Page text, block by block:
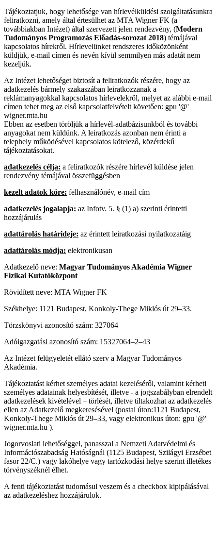
Tájékoztatjuk, hogy lehetősége van hírlevélküldési szolgáltatásunkra
feliratkozni, amely által értesülhet az MTA Wigner FK (a
továbbiakban Intézet) által szervezett jelen rendezvény, (Modern
Tudományos Programozás Előadás-sorozat 2018) témájával
kapcsolatos hírekről. Hírlevelünket rendszeres időközönként
küldjük, e-mail címen és nevén kívül semmilyen más adatát nem
kezeljük.
Az Intézet lehetőséget biztosít a feliratkozók részére, hogy az
adatkezelés bármely szakaszában leiratkozzanak a
reklámanyagokkal kapcsolatos hírlevelekről, melyet az alábbi e-mail
címen tehet meg az első kapcsolatfelvételt követően: gpu '@'
wigner.mta.hu
Ebben az esetben töröljük a hírlevél-adatbázisunkból és további
anyagokat nem küldünk. A leiratkozás azonban nem érinti a
telephely működésével kapcsolatos kötelező, közérdekű
tájékoztatásokat.
adatkezelés célja: a feliratkozók részére hírlevél küldése jelen
rendezvény témájával összefüggésben
kezelt adatok köre: felhasználónév, e-mail cím
adatkezelés jogalapja: az Infotv. 5. § (1) a) szerinti érintetti
hozzájárulás
adattárolás határideje: az érintett leiratkozási nyilatkozatáig
adattárolás módja: elektronikusan
Adatkezelő neve: Magyar Tudományos Akadémia Wigner
Fizikai Kutatóközpont
Rövidített neve: MTA Wigner FK
Székhelye: 1121 Budapest, Konkoly-Thege Miklós út 29–33.
Törzskönyvi azonosító szám: 327064
Adóigazgatási azonosító szám: 15327064–2–43
Az Intézet felügyeletét ellátó szerv a Magyar Tudományos
Akadémia.
Tájékoztatást kérhet személyes adatai kezeléséről, valamint kérheti
személyes adatainak helyesbítését, illetve - a jogszabályban elrendelt
adatkezelések kivételével – törlését, illetve tiltakozhat az adatkezelés
ellen az Adatkezelő megkeresésével (postai úton:1121 Budapest,
Konkoly-Thege Miklós út 29–33, vagy elektronikus úton: gpu '@'
wigner.mta.hu ).
Jogorvoslati lehetőséggel, panasszal a Nemzeti Adatvédelmi és
Információszabadság Hatóságnál (1125 Budapest, Szilágyi Erzsébet
fasor 22/C.) vagy lakóhelye vagy tartózkodási helye szerint illetékes
törvényszéknél élhet.
A fenti tájékoztatást tudomásul veszem és a checkbox kipipálásával
az adatkezeléshez hozzájárulok.